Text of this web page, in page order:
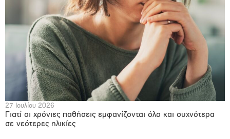
27 Ιουλίου 2026
Γιατί οι χρόνιες παθήσεις εμφανίζονται όλο και συχνότερα
σε νεότερες ηλικίες